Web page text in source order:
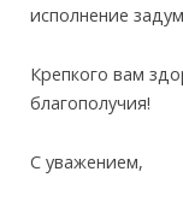
исполнение
Крепкого вам
благополучия!
С уважением,